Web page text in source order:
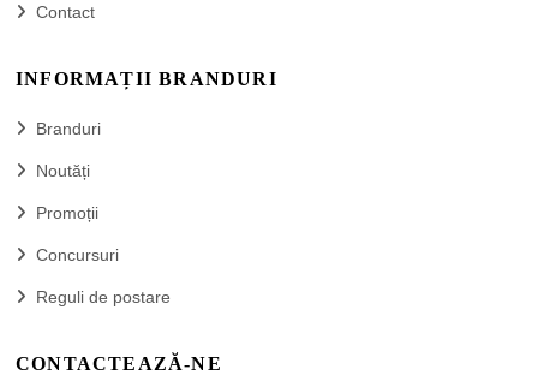
Contact
INFORMAȚII BRANDURI
Branduri
Noutăți
Promoții
Concursuri
Reguli de postare
CONTACTEAZĂ-NE